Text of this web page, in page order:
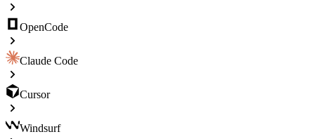
OpenCode
Claude Code
Cursor
Windsurf